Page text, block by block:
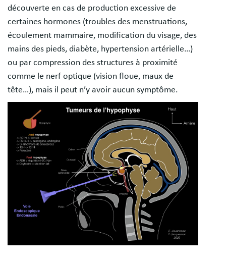
découverte en cas de production excessive de
certaines hormones (troubles des menstruations,
écoulement mammaire, modification du visage, des
mains des pieds, diabète, hypertension artérielle…)
ou par compression des structures à proximité
comme le nerf optique (vision floue, maux de
tête…), mais il peut n’y avoir aucun symptôme.